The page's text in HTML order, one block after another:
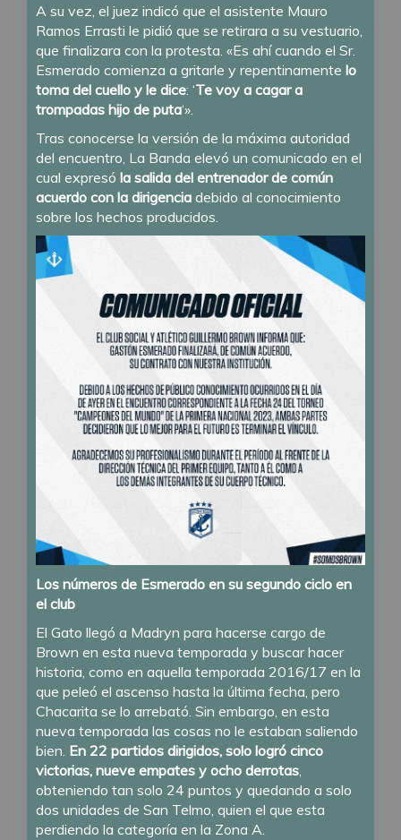
A su vez, el juez indicó que el asistente Mauro
Ramos Errasti le pidió que se retirara a su vestuario,
que finalizara con la protesta. «Es ahí cuando el Sr.
Esmerado comienza a gritarle y repentinamente lo
toma del cuello y le dice: ‘Te voy a cagar a
trompadas hijo de puta‘».
Tras conocerse la versión de la máxima autoridad
del encuentro, La Banda elevó un comunicado en el
cual expresó la salida del entrenador de común
acuerdo con la dirigencia debido al conocimiento
sobre los hechos producidos.
Los números de Esmerado en su segundo ciclo en
el club
El Gato llegó a Madryn para hacerse cargo de
Brown en esta nueva temporada y buscar hacer
historia, como en aquella temporada 2016/17 en la
que peleó el ascenso hasta la última fecha, pero
Chacarita se lo arrebató. Sin embargo, en esta
nueva temporada las cosas no le estaban saliendo
bien. En 22 partidos dirigidos, solo logró cinco
victorias, nueve empates y ocho derrotas,
obteniendo tan solo 24 puntos y quedando a solo
dos unidades de San Telmo, quien el que esta
perdiendo la categoría en la Zona A.